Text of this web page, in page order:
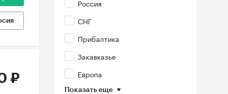
Россия
СНГ
Прибалтика
Закавказье
Европа
Показать еще
₽